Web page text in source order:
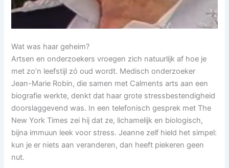
Wat was haar geheim?
Artsen en onderzoekers vroegen zich natuurlijk af hoe je
met zo’n leefstijl zó oud wordt. Medisch onderzoeker
Jean-Marie Robin, die samen met Calments arts aan een
biografie werkte, denkt dat haar grote stressbestendigheid
doorslaggevend was. In een telefonisch gesprek met The
New York Times zei hij dat ze, lichamelijk en biologisch,
bijna immuun leek voor stress. Jeanne zelf hield het simpel:
kun je er niets aan veranderen, dan heeft piekeren geen
nut.